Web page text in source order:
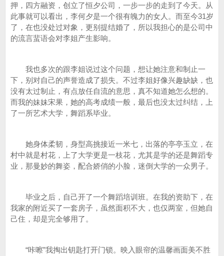
押，四方融资，创立了恒夕公司，一步一步的走到了今天。从
此事就可以看出，李何夕是一个很有魄力的女人。而至今31岁
了，在也没处过对象，更别提结婚了，所以我担心的是公司中
的流言蜚语会对李姐产生影响。
我也多次的跟李姐说过这个问题，想让她注意和制止一
下，别对自己的声誉造成了损失。不过李姐好像兴趣缺缺，也
没有太过制止，有点放任自流的意思，真不知道她怎么想的。
而我的妹妹宋果，她的高考成绩一般，最后也没太过纠结，上
了一所艺术大学，舞蹈系毕业。
她身体柔韧，身型高挑接近一米七，出落的亭亭玉立，在
村中就是村花，上了大学更是一枝花，尤其是学的还是舞蹈专
业，那曼妙的舞姿，配合娇俏的小脸，迷倒大学的一众男子。
毕业之后，自己开了一个舞蹈培训班。在我的资助下，在
我家的附近买了一套房子，虽然面积不大，也仅两室，但她自
己住，却是完全够用了。
“咔嚓”我掏出钥匙打开门锁。映入眼帘的温馨画面美不胜